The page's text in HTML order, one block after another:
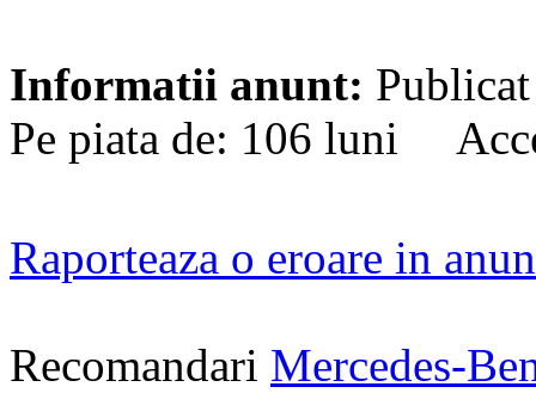
Informatii anunt:
Pe piata de: 106 luni
Raporteaza o eroare in
Recomandari Mercedes-